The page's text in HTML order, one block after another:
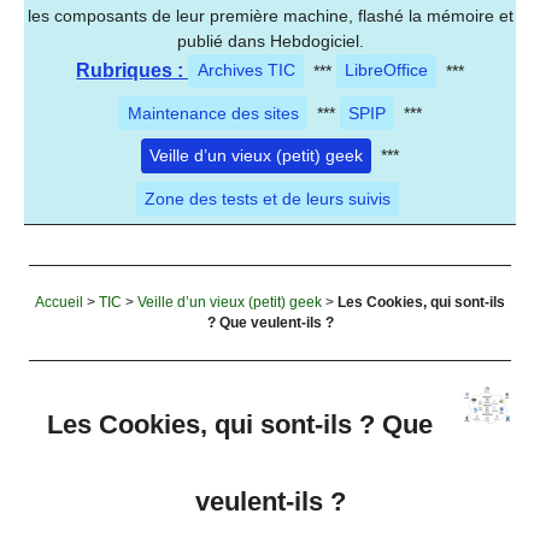
les composants de leur première machine, flashé la mémoire et
publié dans Hebdogiciel.
Rubriques : Archives TIC *** LibreOffice ***
Maintenance des sites *** SPIP ***
Veille d’un vieux (petit) geek ***
Zone des tests et de leurs suivis
Accueil > TIC > Veille d’un vieux (petit) geek > Les Cookies, qui sont-ils
? Que veulent-ils ?
Les Cookies, qui sont-ils ? Que
veulent-ils ?